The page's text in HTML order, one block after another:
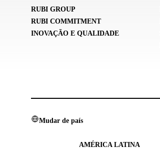
RUBI GROUP
RUBI COMMITMENT
INOVAÇÃO E QUALIDADE
Mudar de país
AMÉRICA LATINA